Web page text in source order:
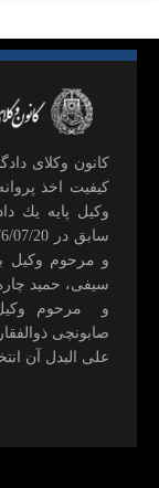
كانون وكلای
وكيل پايه يك
و مرحوم وکیل
سيفی، حميد
و مرحوم
صابونچی
علی البدل آن